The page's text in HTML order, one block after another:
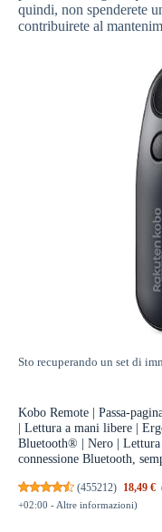
quindi, non spenderete
contribuirete al
Sto recuperando un set di
Kobo Remote | Passa-
| Lettura a mani libere |
Bluetooth® | Nero | Lettura
connessione Bluetooth,
(455212) 18,49 €
+02:00 -Altre informazioni)